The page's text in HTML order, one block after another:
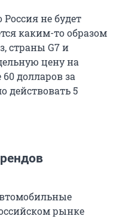
не будет
каким-то образом
страны G7 и
цену на
долларов за
действовать 5
рынке